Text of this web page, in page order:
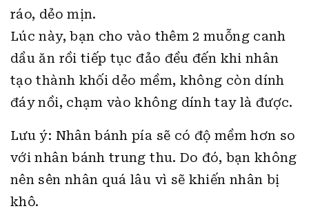
ráo, dẻo mịn.
Lúc này, bạn cho vào thêm 2 muỗng canh
dầu ăn rồi tiếp tục đảo đều đến khi nhân
tạo thành khối dẻo mềm, không còn dính
đáy nồi, chạm vào không dính tay là được.
Lưu ý: Nhân bánh pía sẽ có độ mềm hơn so
với nhân bánh trung thu. Do đó, bạn không
nên sên nhân quá lâu vì sẽ khiến nhân bị
khô.